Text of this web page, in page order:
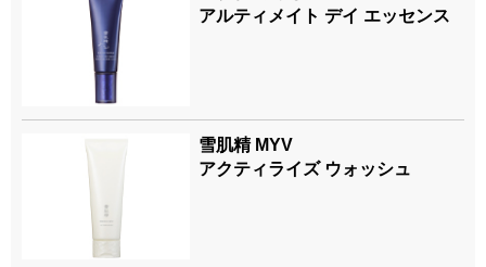
アルティメイト デイ エッセンス
雪肌精 MYV
アクティライズ ウォッシュ